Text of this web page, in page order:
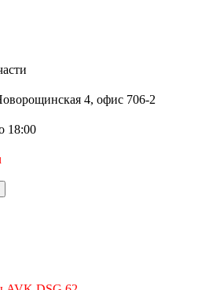
4, офис 706-2
18:00